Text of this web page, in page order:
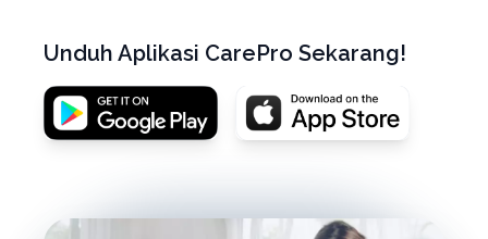
Unduh Aplikasi CarePro Sekarang!